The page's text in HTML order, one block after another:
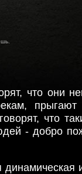
что они
что
- добро
динамическая